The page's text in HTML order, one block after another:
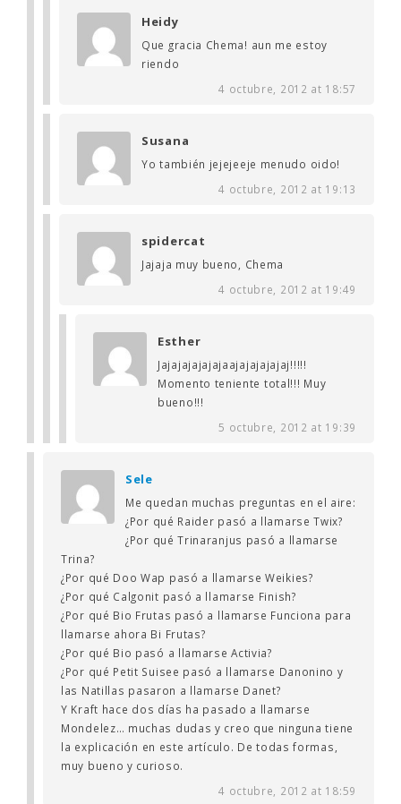
Heidy
Que gracia Chema! aun me estoy
riendo
4 octubre, 2012 at 18:57
Susana
Yo también jejejeeje menudo oido!
4 octubre, 2012 at 19:13
spidercat
Jajaja muy bueno, Chema
4 octubre, 2012 at 19:49
Esther
Jajajajajajajaajajajajajaj!!!!!
Momento teniente total!!! Muy
bueno!!!
5 octubre, 2012 at 19:39
Sele
Me quedan muchas preguntas en el aire:
¿Por qué Raider pasó a llamarse Twix?
¿Por qué Trinaranjus pasó a llamarse
Trina?
¿Por qué Doo Wap pasó a llamarse Weikies?
¿Por qué Calgonit pasó a llamarse Finish?
¿Por qué Bio Frutas pasó a llamarse Funciona para
llamarse ahora Bi Frutas?
¿Por qué Bio pasó a llamarse Activia?
¿Por qué Petit Suisee pasó a llamarse Danonino y
las Natillas pasaron a llamarse Danet?
Y Kraft hace dos días ha pasado a llamarse
Mondelez… muchas dudas y creo que ninguna tiene
la explicación en este artículo. De todas formas,
muy bueno y curioso.
4 octubre, 2012 at 18:59